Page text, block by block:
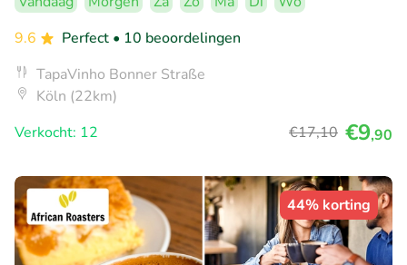
9.6
Perfect • 10 beoordelingen
TapaVinho Bonner Straße
Köln (22km)
Verkocht: 12
€17,10 €9,90
44% korting